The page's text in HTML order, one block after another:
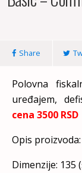
Share
Polovna
uređajem,
cena 3500 RSD
Opis proizvoda:
Dimenzije: 135